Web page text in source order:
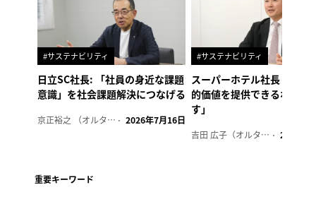
#サステナビリティ
日立SC社長: 「社員の身近な課題
意識」を社会課題解決につなげる
京正裕之 （オルタナ副編集長） 2026年7月16日
#サステナビリティ
スーパーホテル社長「地域
的価値を提供できるホテル
す」
吉田 広子（オルタナ輪番編集長） 2026年6
重要キーワード